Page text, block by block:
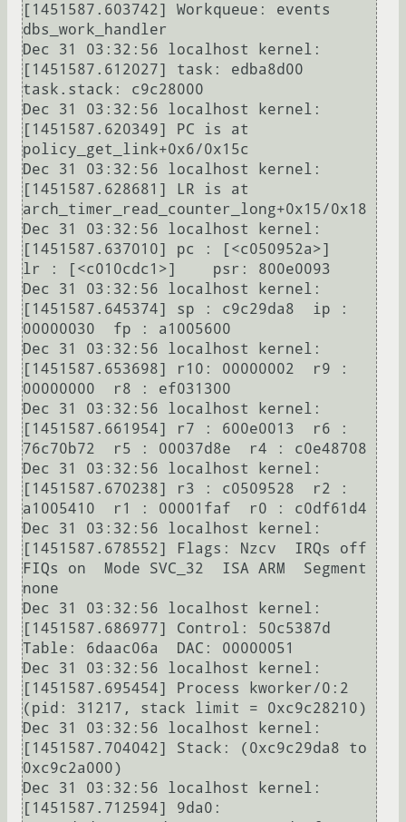
[1451587.603742] Workqueue: events
dbs_work_handler
Dec 31 03:32:56 localhost kernel:
[1451587.612027] task: edba8d00
task.stack: c9c28000
Dec 31 03:32:56 localhost kernel:
[1451587.620349] PC is at
policy_get_link+0x6/0x15c
Dec 31 03:32:56 localhost kernel:
[1451587.628681] LR is at
arch_timer_read_counter_long+0x15/0x18
Dec 31 03:32:56 localhost kernel:
[1451587.637010] pc : [<c050952a>]
lr : [<c010cdc1>]    psr: 800e0093
Dec 31 03:32:56 localhost kernel:
[1451587.645374] sp : c9c29da8  ip :
00000030  fp : a1005600
Dec 31 03:32:56 localhost kernel:
[1451587.653698] r10: 00000002  r9 :
00000000  r8 : ef031300
Dec 31 03:32:56 localhost kernel:
[1451587.661954] r7 : 600e0013  r6 :
76c70b72  r5 : 00037d8e  r4 : c0e48708
Dec 31 03:32:56 localhost kernel:
[1451587.670238] r3 : c0509528  r2 :
a1005410  r1 : 00001faf  r0 : c0df61d4
Dec 31 03:32:56 localhost kernel:
[1451587.678552] Flags: Nzcv  IRQs off
FIQs on  Mode SVC_32  ISA ARM  Segment
none
Dec 31 03:32:56 localhost kernel:
[1451587.686977] Control: 50c5387d
Table: 6daac06a  DAC: 00000051
Dec 31 03:32:56 localhost kernel:
[1451587.695454] Process kworker/0:2
(pid: 31217, stack limit = 0xc9c28210)
Dec 31 03:32:56 localhost kernel:
[1451587.704042] Stack: (0xc9c29da8 to
0xc9c2a000)
Dec 31 03:32:56 localhost kernel:
[1451587.712594] 9da0: